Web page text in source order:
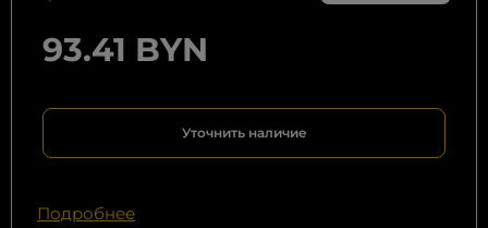
93.41 BYN
Уточнить наличие
Подробнее